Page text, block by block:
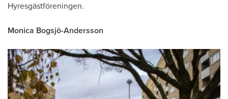
Hyresgästföreningen.
Monica Bogsjö-Andersson